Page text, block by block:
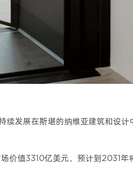
续发展在斯堪的纳维亚建筑和设计
价值3310亿美元，预计到2031年